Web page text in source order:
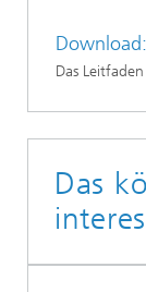
Download:
Das
Das